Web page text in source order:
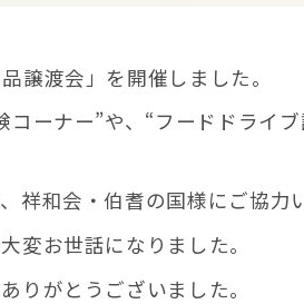
譲渡会」を開催しました。
ーナー”や、“フードドライ
和会・伯耆の国様にご協力
変お世話になりました。
りがとうございました。